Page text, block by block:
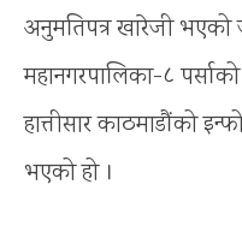
अनुमतिपत्र खारेजी भएको
महानगरपालिका-८
हात्तीसार काठमाडौंको
भएको हो ।